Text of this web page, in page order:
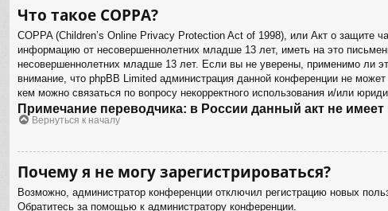
Что такое COPPA?
COPPA (Children’s Online Privacy Protection Act of 1998), или Акт о защите
информацию от несовершеннолетних младше 13 лет, иметь на это
несовершеннолетних младше 13 лет. Если вы не уверены, применимо ли
внимание, что phpBB Limited администрация данной конференции не
кем можно связаться по вопросу некорректного использования и/или
Примечание переводчика: в России данный акт не
Вернуться к началу
Почему я не могу зарегистрироваться?
Возможно, администратор конференции отключил регистрацию новых
Обратитесь за помощью к администратору конференции.